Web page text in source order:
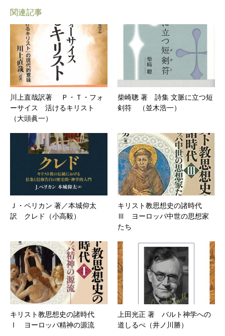
関連記事
川上直哉訳著 Ｐ・Ｔ・フォ
ーサイス 活けるキリスト
（大頭眞一）
柴崎聰 著 詩集 文脈に立つ短
剣符 （並木浩一）
Ｊ・ペリカン 著／本城仰太
訳 クレド（小高毅）
キリスト教思想史の諸時代
Ⅲ ヨーロッパ中世の思想家
たち
キリスト教思想史の諸時代
Ⅰ ヨーロッパ精神の源流
上田光正 著 バルト神学への
道しるべ（井ノ川勝）